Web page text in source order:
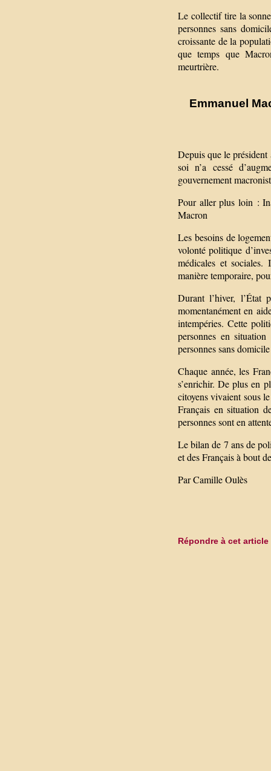
Le collectif tire la
personnes sans
croissante de la
que temps que
meurtrière.
Emmanuel
Depuis que le
soi n’a cessé
gouvernement
Pour aller plus loin :
Macron
Les besoins de
volonté politique
médicales et
manière temporaire,
Durant l’hiver, l’État
momentanément en
intempéries. Cette
personnes en
personnes sans
Chaque année, les
s’enrichir. De plus en
citoyens vivaient sous
Français en situation
personnes sont en
Le bilan de 7 ans de
et des Français à bout
Par Camille Oulès
Répondre à cet article